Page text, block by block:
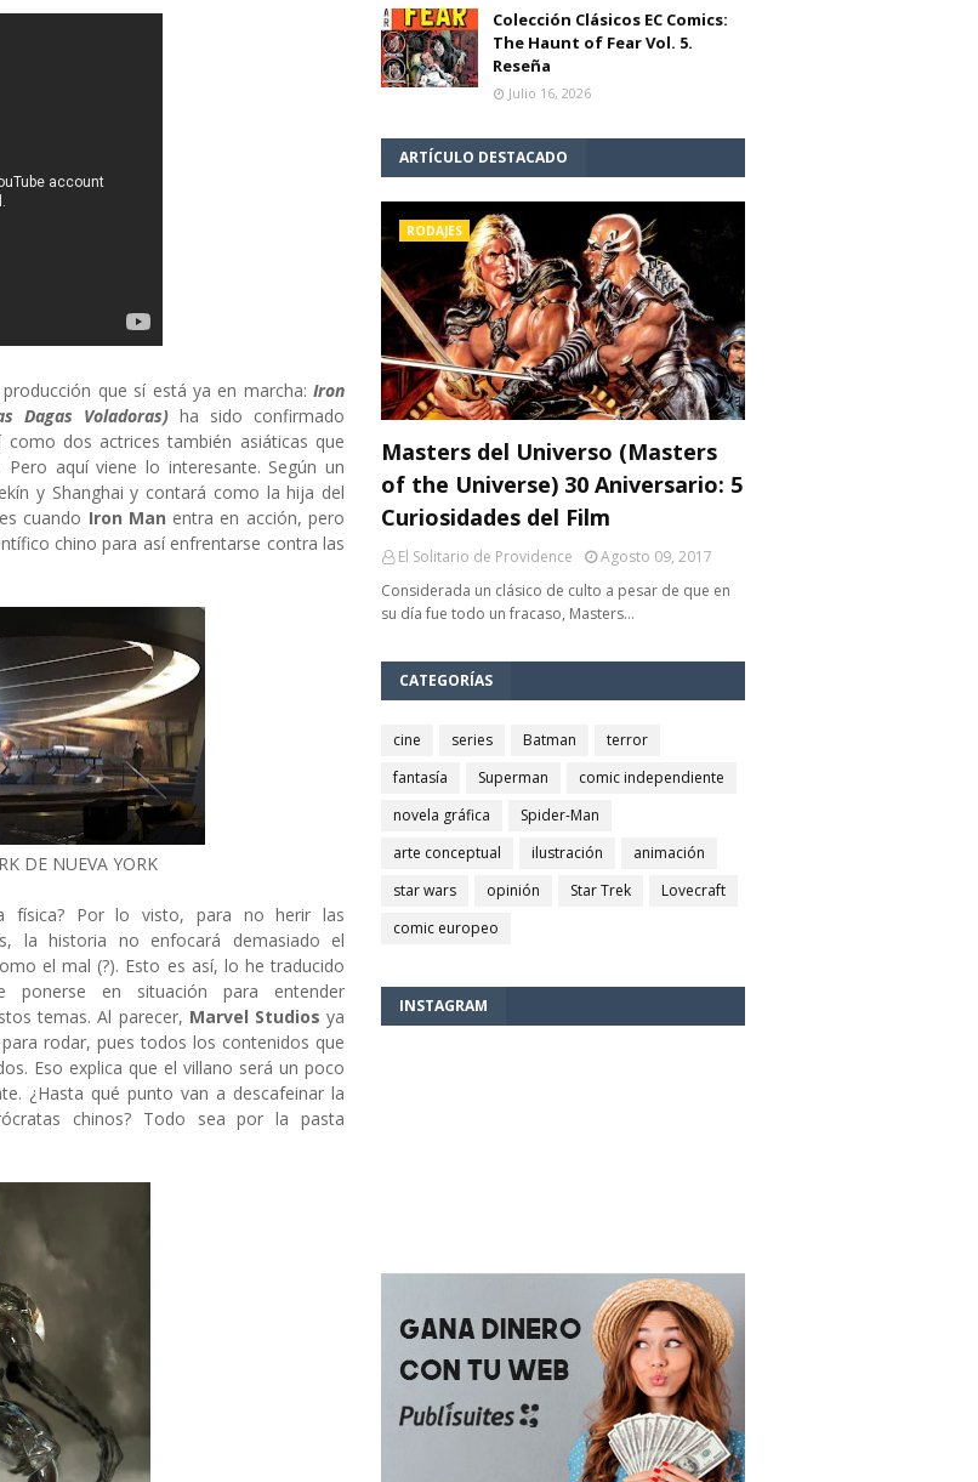
que sí está ya en marcha: Iron
Dagas Voladoras) ha sido confirmado
como dos actrices también asiáticas que
aquí viene lo interesante. Según un
y Shanghai y contará como la hija del
cuando Iron Man entra en acción, pero
chino para así enfrentarse contra las
DE NUEVA YORK
física? Por lo visto, para no herir las
la historia no enfocará demasiado el
el mal (?). Esto es así, lo he traducido
ponerse en situación para entender
temas. Al parecer, Marvel Studios ya
rodar, pues todos los contenidos que
Eso explica que el villano será un poco
¿Hasta qué punto van a descafeinar la
chinos? Todo sea por la pasta
Colección Clásicos EC Comics:
The Haunt of Fear Vol. 5.
Reseña
Julio 16, 2026
ARTÍCULO DESTACADO
RODAJES
Masters del Universo (Masters
of the Universe) 30 Aniversario: 5
Curiosidades del Film
El Solitario de Providence
Agosto 09, 2017
Considerada un clásico de culto a pesar de que en
su día fue todo un fracaso, Masters…
CATEGORÍAS
cine series Batman
terror
fantasía
Superman
comic independiente
novela gráfica
Spider-Man
arte conceptual
ilustración
animación
star wars
opinión Star Trek
Lovecraft
comic europeo
INSTAGRAM